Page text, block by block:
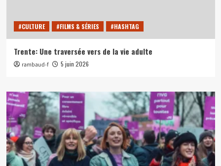
#CULTURE #FILMS & SÉRIES #HASHTAG
Trente: Une traversée vers de la vie adulte
rambaud-f 5 juin 2026